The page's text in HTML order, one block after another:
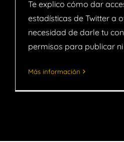
Te explico cómo dar
estadísticas de Twitter a
necesidad de darle tu
permisos para publicar ni
Más información